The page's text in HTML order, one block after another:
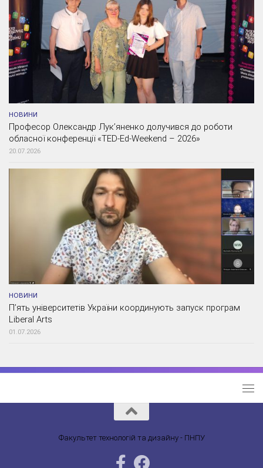
НОВИНИ
Професор Олександр Лук’яненко долучився до роботи
обласної конференції «TED-Ed-Weekend – 2026»
20.07.2026
НОВИНИ
П’ять університетів України координують запуск програм
Liberal Arts
01.07.2026
Факультет технологій та дизайну - ПНПУ